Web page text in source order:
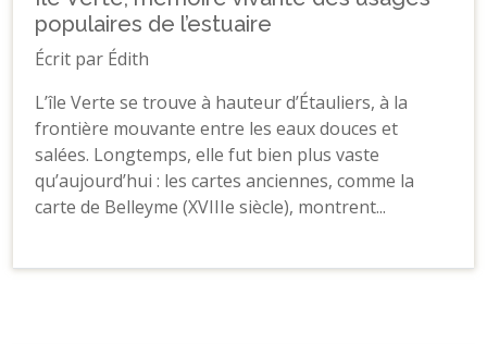
populaires de l’estuaire
Écrit par Édith
L’île Verte se trouve à hauteur d’Étauliers, à la
frontière mouvante entre les eaux douces et
salées. Longtemps, elle fut bien plus vaste
qu’aujourd’hui : les cartes anciennes, comme la
carte de Belleyme (XVIIIe siècle), montrent...